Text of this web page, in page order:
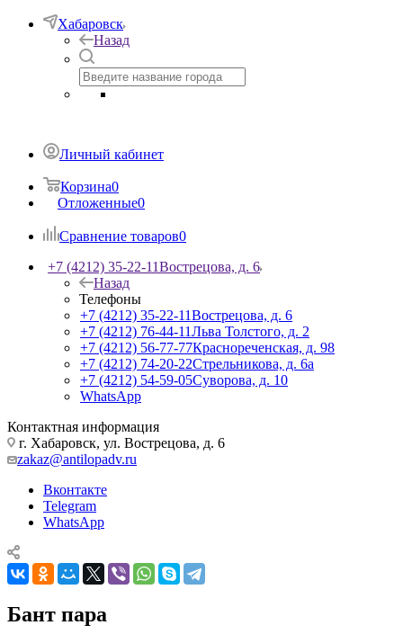
Хабаровск
Назад
Личный кабинет
Корзина0
Отложенные0
Сравнение товаров0
+7 (4212) 35-22-11Вострецова, д. 6
Назад
Телефоны
+7 (4212) 35-22-11Вострецова, д. 6
+7 (4212) 76-44-11Льва Толстого, д. 2
+7 (4212) 56-77-77Краснореченская, д. 98
+7 (4212) 74-20-22Стрельникова, д. 6а
+7 (4212) 54-59-05Суворова, д. 10
WhatsApp
Контактная информация
г. Хабаровск, ул. Вострецова, д. 6
zakaz@antilopadv.ru
Вконтакте
Telegram
WhatsApp
Бант пара